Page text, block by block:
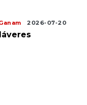
2026-07-20